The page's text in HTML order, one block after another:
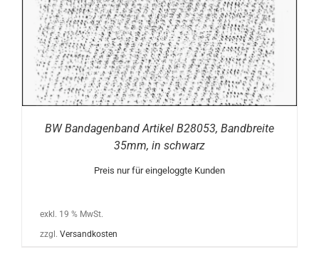
BW Bandagenband Artikel B28053, Bandbreite
35mm, in schwarz
Preis nur für eingeloggte Kunden
exkl. 19 % MwSt.
zzgl. Versandkosten